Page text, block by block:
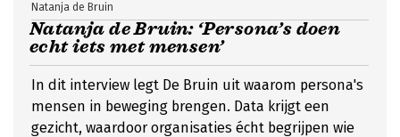
Natanja de Bruin: ‘Persona’s doen
echt iets met mensen’
Natanja de Bruin
In dit interview legt De Bruin uit waarom persona's
mensen in beweging brengen. Data krijgt een
gezicht, waardoor organisaties écht begrijpen wie